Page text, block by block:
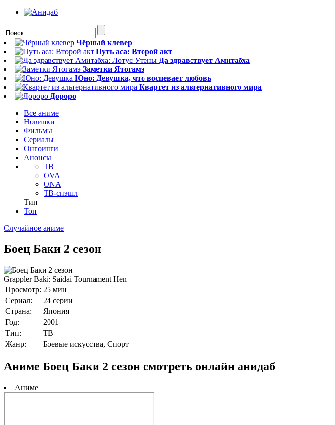
Чёрный клевер
Путь аса: Второй акт
Да здравствует Амитабха
Заметки Ятогамэ
Юно: Девушка, что воспевает любовь
Квартет из альтернативного мира
Дороро
Все аниме
Новинки
Фильмы
Сериалы
Онгоинги
Анонсы
ТВ
OVA
ONA
ТВ-спэшл
Тип
Топ
Случайное аниме
Боец Баки 2 сезон
Grappler Baki: Saidai Tournament Hen
Просмотр: 25 мин
Сериал:
24 серии
Страна:
Япония
Год:
2001
Тип:
ТВ
Жанр:
Боевые искусства, Спорт
Аниме Боец Баки 2 сезон смотреть онлайн анидаб
Аниме